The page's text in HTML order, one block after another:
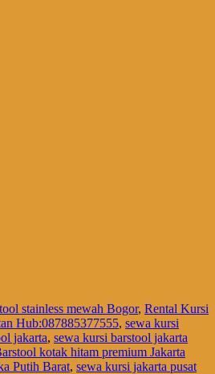
stainless mewah Bogor, Rental Kursi
Hub:087885377555, sewa kursi
jakarta, sewa kursi barstool jakarta
kotak hitam premium Jakarta
Putih Barat, sewa kursi jakarta pusat